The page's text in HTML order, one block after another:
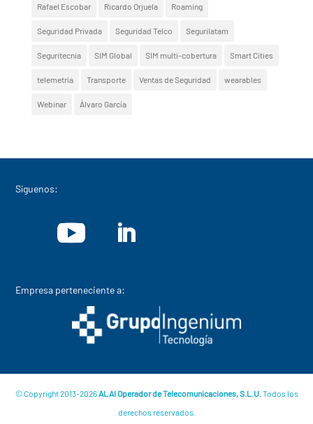
Rafael Escobar Ricardo Orjuela Roaming
Seguridad Privada Seguridad Telco Segurilatam
Seguritecnia SIM Global SIM multi-cobertura Smart Cities
telemetría Transporte Ventas de Seguridad wearables
Webinar Álvaro García
Síguenos:
Empresa perteneciente a:
© Copyright 2013-2026ALAI Operador de Telecomunicaciones, S.L.U.Todos los
derechos reservados.